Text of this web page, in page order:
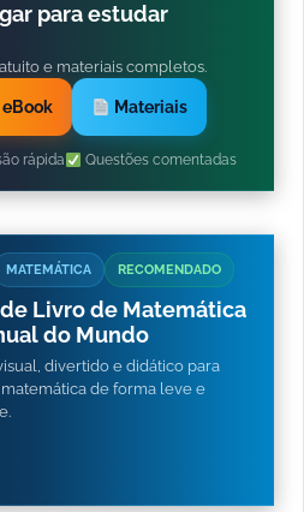
para estudar
e materiais completos.
eBook Materiais
rápida Questões comentadas
MATEMÁTICA RECOMENDADO
Livro de Matemática
do Mundo
divertido e didático para
de forma leve e